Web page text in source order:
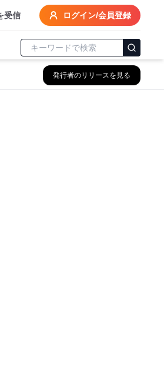
受信 ログイン/会員登録
発行者のリリースを見る